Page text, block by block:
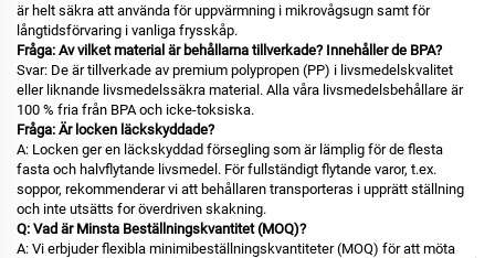
är helt säkra att använda för uppvärmning i mikrovågsugn samt för
långtidsförvaring i vanliga frysskåp.
Fråga: Av vilket material är behållarna tillverkade? Innehåller de BPA?
Svar: De är tillverkade av premium polypropen (PP) i livsmedelskvalitet
eller liknande livsmedelssäkra material. Alla våra livsmedelsbehållare är
100 % fria från BPA och icke-toksiska.
Fråga: Är locken läckskyddade?
A: Locken ger en läckskyddad försegling som är lämplig för de flesta
fasta och halvflytande livsmedel. För fullständigt flytande varor, t.ex.
soppor, rekommenderar vi att behållaren transporteras i upprätt ställning
och inte utsätts for överdriven skakning.
Q: Vad är Minsta Beställningskvantitet (MOQ)?
A: Vi erbjuder flexibla minimibeställningskvantiteter (MOQ) för att möta